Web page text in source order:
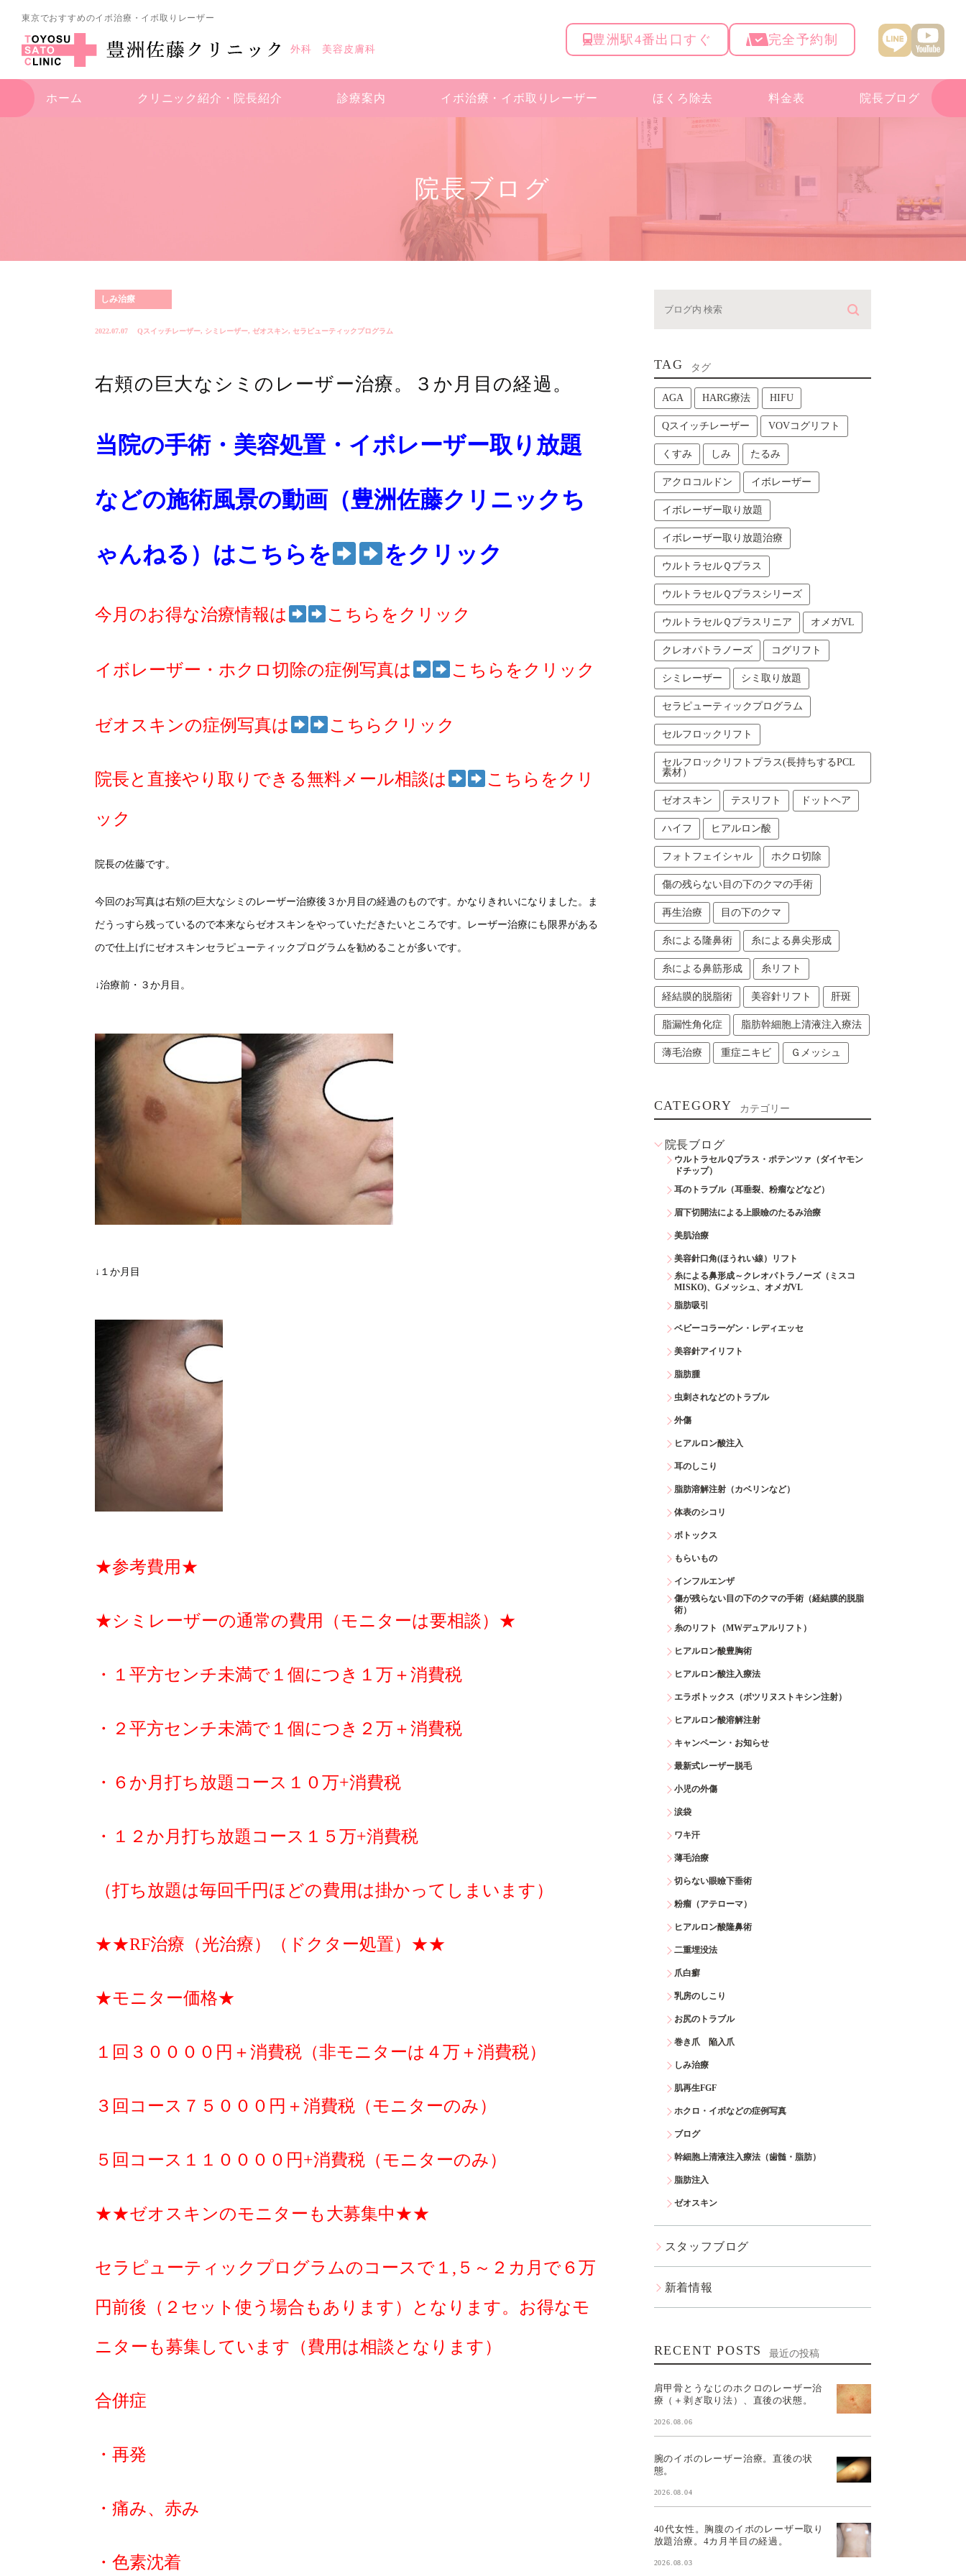
東京でおすすめのイボ治療・イボ取りレーザー
外科 美容皮膚科
豊洲駅4番出口すぐ 完全予約制
ホーム クリニック紹介・ 院長紹介 診療案内 イボ治療・ イボ取りレーザー ほくろ除去 料金表 院長ブログ
院長ブログ
しみ治療
2022.07.07 Qスイッチレーザー, シミレーザー, ゼオスキン, セラピューティックプログラム
右頬の巨大なシミのレーザー治療。３か月目の経過。
当院の手術・美容処置・イボレーザー取り放題
などの施術風景の動画（豊洲佐藤クリニックち
ゃんねる）はこちらを をクリック
今月のお得な治療情報は こちらをクリック
イボレーザー・ホクロ切除の症例写真は こちらをクリック
ゼオスキンの症例写真は こちらクリック
院長と直接やり取りできる無料メール相談は こちらをクリ
ック
院長の佐藤です。
今回のお写真は右頬の巨大なシミのレーザー治療後３か月目の経過のものです。かなりきれいになりました。ま
だうっすら残っているので本来ならゼオスキンをやっていただきたいところです。レーザー治療にも限界がある
ので仕上げにゼオスキンセラピューティックプログラムを勧めることが多いです。
↓治療前・３か月目。
↓１か月目
★参考費用★
★シミレーザーの通常の費用（モニターは要相談）★
・１平方センチ未満で１個につき１万＋消費税
・２平方センチ未満で１個につき２万＋消費税
・６か月打ち放題コース１０万+消費税
・１２か月打ち放題コース１５万+消費税
（打ち放題は毎回千円ほどの費用は掛かってしまいます）
★★RF治療（光治療）（ドクター処置）★★
★モニター価格★
１回３００００円＋消費税（非モニターは４万＋消費税）
３回コース７５０００円＋消費税（モニターのみ）
５回コース１１００００円+消費税（モニターのみ）
★★ゼオスキンのモニターも大募集中★★
セラピューティックプログラムのコースで１,５～２カ月で６万
円前後（２セット使う場合もあります）となります。お得なモ
ニターも募集しています（費用は相談となります）
合併症
・再発
・痛み、赤み
・色素沈着
TAG タグ
AGA HARG療法 HIFU
Qスイッチレーザー VOVコグリフト
くすみ しみ たるみ
アクロコルドン イボレーザー
イボレーザー取り放題
イボレーザー取り放題治療
ウルトラセルＱプラス
ウルトラセルＱプラスシリーズ
ウルトラセルＱプラスリニア オメガVL
クレオパトラノーズ コグリフト
シミレーザー シミ取り放題
セラピューティックプログラム
セルフロックリフト
セルフロックリフトプラス(長持ちするPCL
素材）
ゼオスキン テスリフト ドットヘア
ハイフ ヒアルロン酸
フォトフェイシャル ホクロ切除
傷の残らない目の下のクマの手術
再生治療 目の下のクマ
糸による隆鼻術 糸による鼻尖形成
糸による鼻筋形成 糸リフト
経結膜的脱脂術 美容針リフト 肝斑
脂漏性角化症 脂肪幹細胞上清液注入療法
薄毛治療 重症ニキビ Ｇメッシュ
CATEGORY カテゴリー
院長ブログ
ウルトラセルＱプラス・ポテンツァ（ダイヤモン
ドチップ）
耳のトラブル（耳垂裂、粉瘤などなど）
眉下切開法による上眼瞼のたるみ治療
美肌治療
美容針口角(ほうれい線）リフト
糸による鼻形成～クレオパトラノーズ（ミスコ
MISKO)、Gメッシュ、オメガVL
脂肪吸引
ベビーコラーゲン・レディエッセ
美容針アイリフト
脂肪腫
虫刺されなどのトラブル
外傷
ヒアルロン酸注入
耳のしこり
脂肪溶解注射（カベリンなど）
体表のシコリ
ボトックス
もらいもの
インフルエンザ
傷が残らない目の下のクマの手術（経結膜的脱脂
術）
糸のリフト（MWデュアルリフト）
ヒアルロン酸豊胸術
ヒアルロン酸注入療法
エラボトックス（ボツリヌストキシン注射）
ヒアルロン酸溶解注射
キャンペーン・お知らせ
最新式レーザー脱毛
小児の外傷
涙袋
ワキ汗
薄毛治療
切らない眼瞼下垂術
粉瘤（アテローマ）
ヒアルロン酸隆鼻術
二重埋没法
爪白癬
乳房のしこり
お尻のトラブル
巻き爪 陥入爪
しみ治療
肌再生FGF
ホクロ・イボなどの症例写真
ブログ
幹細胞上清液注入療法（歯髄・脂肪）
脂肪注入
ゼオスキン
スタッフブログ
新着情報
RECENT POSTS 最近の投稿
肩甲骨とうなじのホクロのレーザー治
療（＋剥ぎ取り法）、直後の状態。
2026.08.06
腕のイボのレーザー治療。直後の状
態。
2026.08.04
40代女性。胸腹のイボのレーザー取り
放題治療。4カ月半目の経過。
2026.08.03